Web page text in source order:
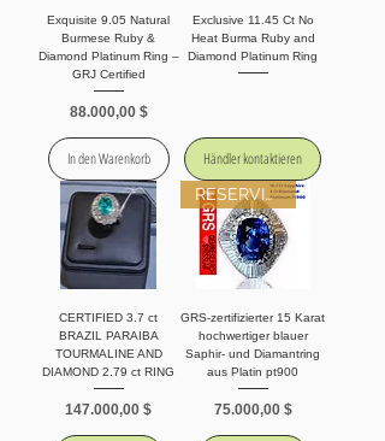
Exquisite 9.05 Natural
Burmese Ruby &
Diamond Platinum Ring –
GRJ Certified
Preis
88.000,00 $
In den Warenkorb
Exclusive 11.45 Ct No
Heat Burma Ruby and
Diamond Platinum Ring
Händler kontaktieren
CERTIFIED 3.7 ct
BRAZIL PARAIBA
TOURMALINE AND
DIAMOND 2.79 ct RING
Preis
147.000,00 $
RESERVIERT
GRS-zertifizierter 15 Karat
hochwertiger blauer
Saphir- und Diamantring
aus Platin pt900
Preis
75.000,00 $